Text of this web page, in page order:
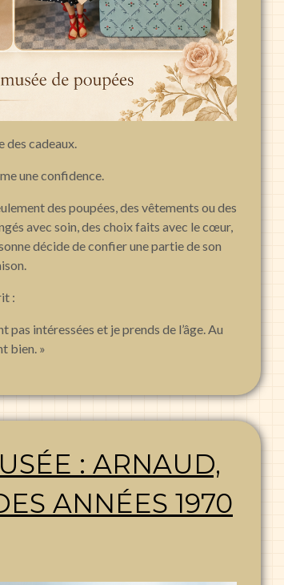
des cadeaux.
une confidence.
des poupées, des vêtements ou des
avec soin, des choix faits avec le cœur,
décide de confier une partie de son
:
intéressées et je prends de l’âge. Au
bien. »
: ARNAUD,
ANNÉES 1970